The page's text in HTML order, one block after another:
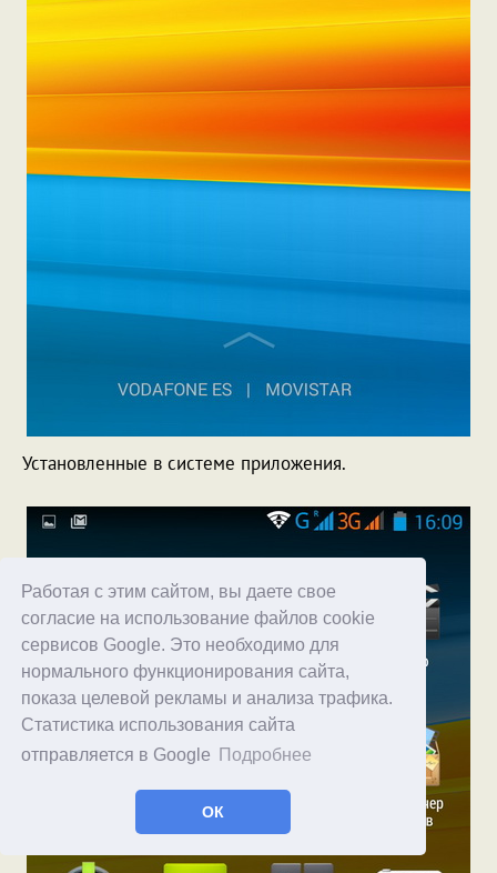
Работая с этим сайтом, вы даете свое
согласие на использование файлов cookie
сервисов Google. Это необходимо для
нормального функционирования сайта,
показа целевой рекламы и анализа трафика.
Статистика использования сайта
отправляется в Google
Подробнее
ОК
Установленные в системе приложения.